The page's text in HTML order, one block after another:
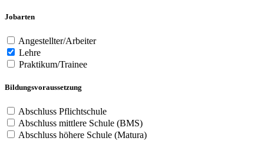
Jobarten
Angestellter/Arbeiter
Lehre
Praktikum/Trainee
Bildungsvoraussetzung
Abschluss Pflichtschule
Abschluss mittlere Schule (BMS)
Abschluss höhere Schule (Matura)